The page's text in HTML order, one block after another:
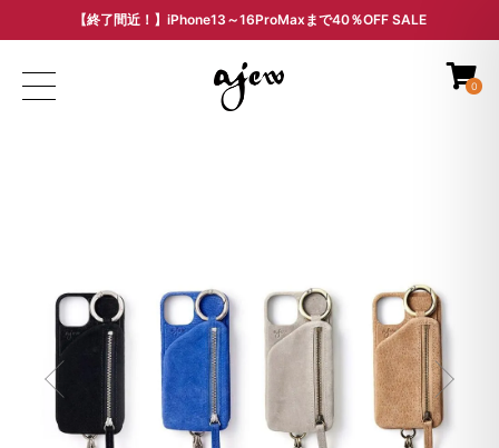
【終了間近！】iPhone13～16ProMaxまで40％OFF SALE
ARCHIVE SALE - 過去モデルをお得な価格で -
0